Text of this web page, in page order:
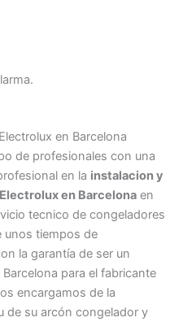
en Barcelona
de profesionales con una
en la instalacion y
en Barcelona en
tecnico de congeladores
unos tiempos de
la garantía de ser un
para el fabricante
encargamos de la
de su arcón congelador y